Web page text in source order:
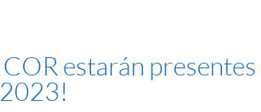
estarán presentes